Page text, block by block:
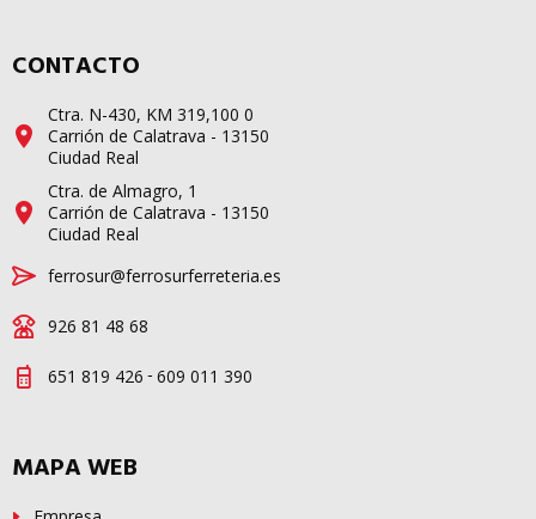
CONTACTO
Ctra. N-430, KM 319,100 0
Carrión de Calatrava - 13150
Ciudad Real
Ctra. de Almagro, 1
Carrión de Calatrava - 13150
Ciudad Real
ferrosur@ferrosurferreteria.es
926 81 48 68
651 819 426 - 609 011 390
MAPA WEB